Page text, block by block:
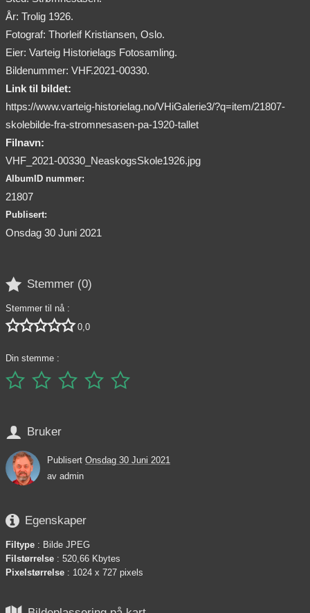
År: Trolig 1926.
Fotograf: Thorleif Kristiansen, Oslo.
Eier: Varteig Historielags Fotosamling.
Bildenummer: VHF.2021-00330.
Link til bildet:
https://www.varteig-historielag.no/VHiGalerie3/?q=item/21807-
skolebilde-fra-stromnesasen-pa-1920-tallet
Filnavn:
VHF_2021-00330_NeaskogsSkole1926.jpg
AlbumID nummer:
21807
Publisert:
Onsdag 30 Juni 2021
 Stemmer (0)
Stemmer til nå :
 0,0
Din stemme :
    
 Bruker
Publisert Onsdag 30 Juni 2021
av admin
 Egenskaper
Filtype : Bilde JPEG
Filstørrelse : 520,66 Kbytes
Pixelstørrelse : 1024 x 727 pixels